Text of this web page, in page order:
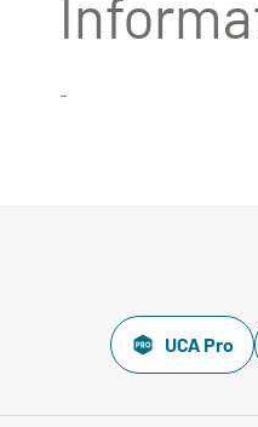
-
UCA Pro